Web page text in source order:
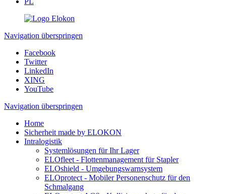
Navigation überspringen
Facebook
Twitter
LinkedIn
XING
YouTube
Navigation überspringen
Home
Sicherheit made by ELOKON
Intralogistik
Systemlösungen für Ihr Lager
ELOfleet - Flottenmanagement für Stapler
ELOshield - Umgebungswarnsystem
ELOprotect - Mobiler Personenschutz für den
Schmalgang